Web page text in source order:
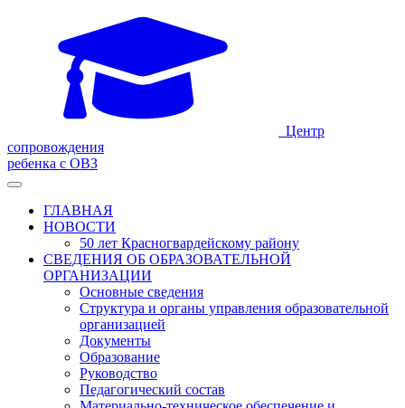
Центр
сопровождения
ребенка с ОВЗ
ГЛАВНАЯ
НОВОСТИ
50 лет Красногвардейскому району
СВЕДЕНИЯ ОБ ОБРАЗОВАТЕЛЬНОЙ
ОРГАНИЗАЦИИ
Основные сведения
Структура и органы управления образовательной
организацией
Документы
Образование
Руководство
Педагогический состав